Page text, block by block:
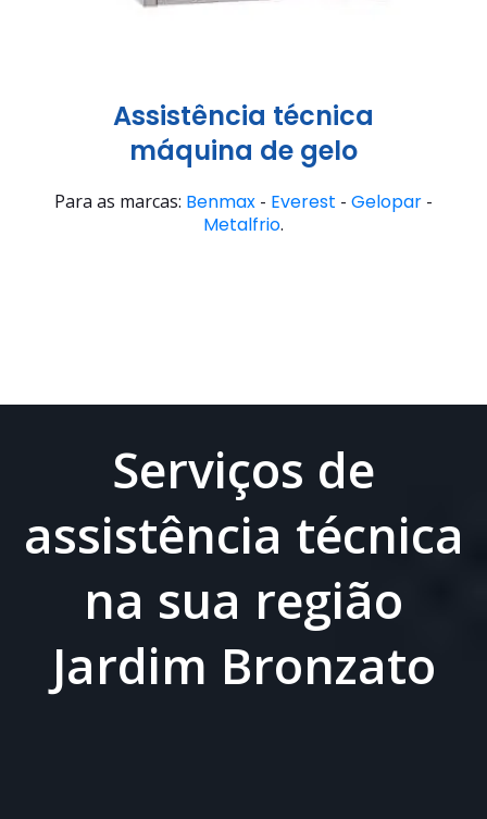
Assistência técnica
máquina de gelo
Para as marcas: Benmax - Everest - Gelopar -
Metalfrio.
Serviços de
assistência técnica
na sua região
Jardim Bronzato